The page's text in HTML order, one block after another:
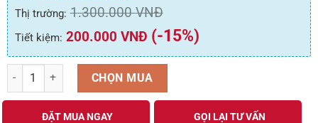
Thị trường: 1.300.000VNĐ
Tiết kiệm: 200.000 VNĐ (-15%)
Giá Treo Màn Hình Máy Tính North Bayou H100 Nhập Khẩu (22-35
CHỌN MUA
ĐẶT MUA NGAY GỌI LẠI TƯ VẤN